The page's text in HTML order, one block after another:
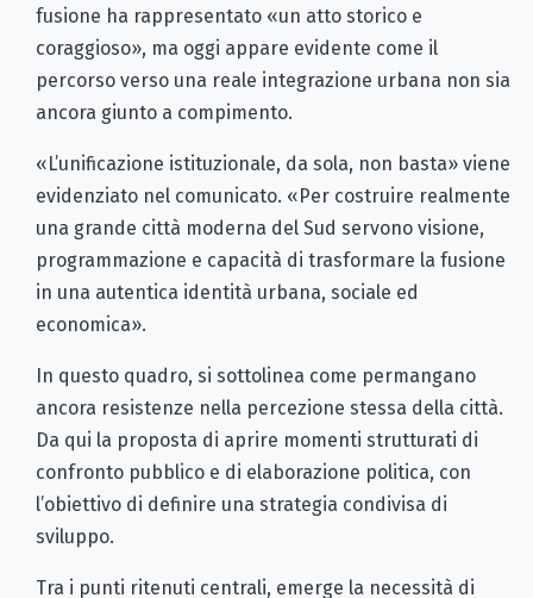
fusione ha rappresentato «un atto storico e
coraggioso», ma oggi appare evidente come il
percorso verso una reale integrazione urbana non sia
ancora giunto a compimento.
«L’unificazione istituzionale, da sola, non basta» viene
evidenziato nel comunicato. «Per costruire realmente
una grande città moderna del Sud servono visione,
programmazione e capacità di trasformare la fusione
in una autentica identità urbana, sociale ed
economica».
In questo quadro, si sottolinea come permangano
ancora resistenze nella percezione stessa della città.
Da qui la proposta di aprire momenti strutturati di
confronto pubblico e di elaborazione politica, con
l’obiettivo di definire una strategia condivisa di
sviluppo.
Tra i punti ritenuti centrali, emerge la necessità di